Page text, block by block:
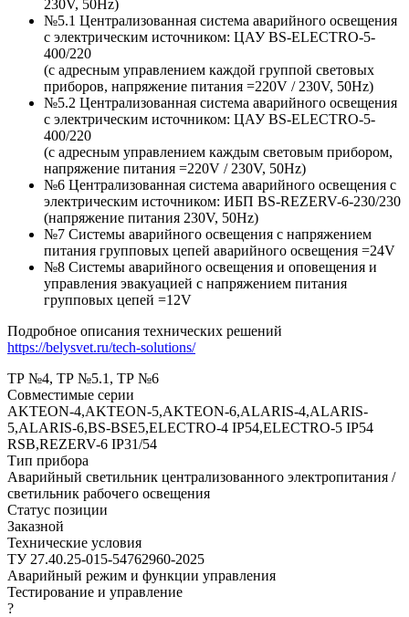
230V, 50Hz)
№5.1 Централизованная система аварийного освещения
с электрическим источником: ЦАУ BS-ELEСTRO-5-
400/220
(c адресным управлением каждой группой световых
приборов, напряжение питания =220V / 230V, 50Hz)
№5.2 Централизованная система аварийного освещения
с электрическим источником: ЦАУ BS-ELEСTRO-5-
400/220
(c адресным управлением каждым световым прибором,
напряжение питания =220V / 230V, 50Hz)
№6 Централизованная система аварийного освещения с
электрическим источником: ИБП BS-REZERV-6-230/230
(напряжение питания 230V, 50Hz)
№7 Системы аварийного освещения с напряжением
питания групповых цепей аварийного освещения =24V
№8 Системы аварийного освещения и оповещения и
управления эвакуацией с напряжением питания
групповых цепей =12V
Подробное описания технических решений
https://belysvet.ru/tech-solutions/
ТР №4, ТР №5.1, ТР №6
Совместимые серии
AKTEON-4,AKTEON-5,AKTEON-6,ALARIS-4,ALARIS-
5,ALARIS-6,BS-BSE5,ELECTRO-4 IP54,ELECTRO-5 IP54
RSB,REZERV-6 IP31/54
Тип прибора
Аварийный светильник централизованного электропитания /
светильник рабочего освещения
Статус позиции
Заказной
Технические условия
ТУ 27.40.25-015-54762960-2025
Аварийный режим и функции управления
Тестирование и управление
?